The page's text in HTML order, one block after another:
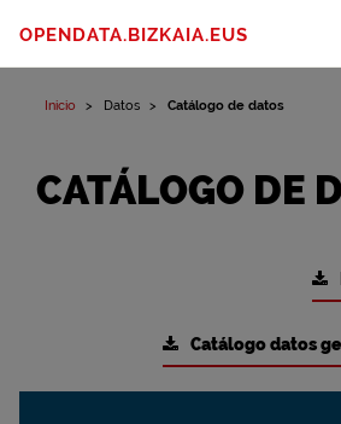
OPENDATA.BIZKAIA.EUS
Inicio Datos Catálogo de datos
CATÁLOGO DE
Catálogo datos